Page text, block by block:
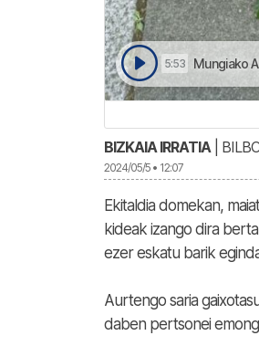
5:53 Mungiako
BIZKAIA IRRATIA |
2024/05/5 • 12:07
Ekitaldia domekan,
kideak izango dira
ezer eskatu barik
Aurtengo saria
daben pertsonei